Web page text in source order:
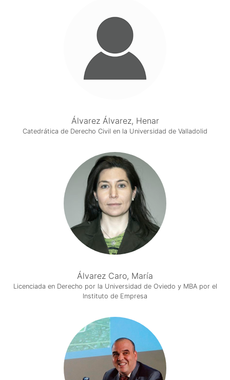
Álvarez Álvarez, Henar
Catedrática de Derecho Civil en la Universidad de Valladolid
Álvarez Caro, María
Licenciada en Derecho por la Universidad de Oviedo y MBA por el
Instituto de Empresa